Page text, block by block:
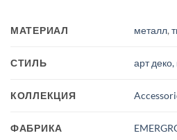
МАТЕРИАЛ металл,
СТИЛЬ арт
КОЛЛЕКЦИЯ
ФАБРИКА